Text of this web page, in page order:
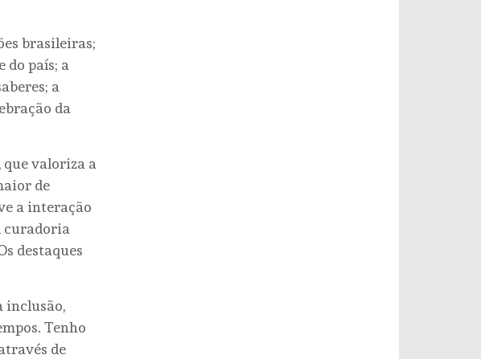
brasileiras;
do país; a
a
da
que valoriza a
de
a interação
curadoria
destaques
inclusão,
Tenho
de